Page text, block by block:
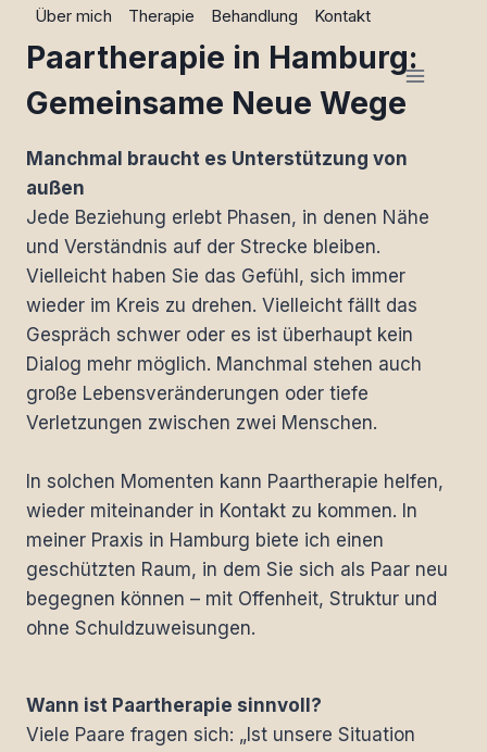
Zum
Inhalt
springen
Über mich Therapie Behandlung Kontakt
Paartherapie in Hamburg:
Gemeinsame Neue Wege
Manchmal braucht es Unterstützung von
außen
Jede Beziehung erlebt Phasen, in denen Nähe
und Verständnis auf der Strecke bleiben.
Vielleicht haben Sie das Gefühl, sich immer
wieder im Kreis zu drehen. Vielleicht fällt das
Gespräch schwer oder es ist überhaupt kein
Dialog mehr möglich. Manchmal stehen auch
große Lebensveränderungen oder tiefe
Verletzungen zwischen zwei Menschen.
In solchen Momenten kann Paartherapie helfen,
wieder miteinander in Kontakt zu kommen. In
meiner Praxis in Hamburg biete ich einen
geschützten Raum, in dem Sie sich als Paar neu
begegnen können – mit Offenheit, Struktur und
ohne Schuldzuweisungen.
Wann ist Paartherapie sinnvoll?
Viele Paare fragen sich: „Ist unsere Situation